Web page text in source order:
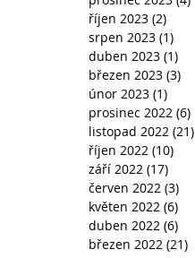
říjen 2023 (2)
srpen 2023 (1)
duben 2023 (1)
březen 2023 (3)
únor 2023 (1)
prosinec 2022 (6)
listopad 2022 (21)
říjen 2022 (10)
září 2022 (17)
červen 2022 (3)
květen 2022 (6)
duben 2022 (6)
březen 2022 (21)